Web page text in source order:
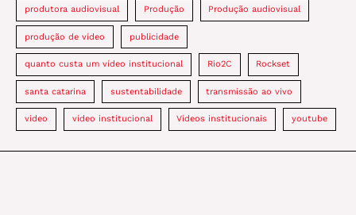
produtora audiovisual Produção Produção audiovisual
produção de vídeo publicidade
quanto custa um vídeo institucional Rio2C Rockset
santa catarina sustentabilidade transmissão ao vivo
video vídeo institucional Vídeos institucionais youtube